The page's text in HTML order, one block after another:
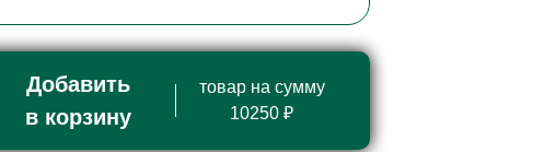
Добавить
в корзину
товар на сумму
10250 ₽